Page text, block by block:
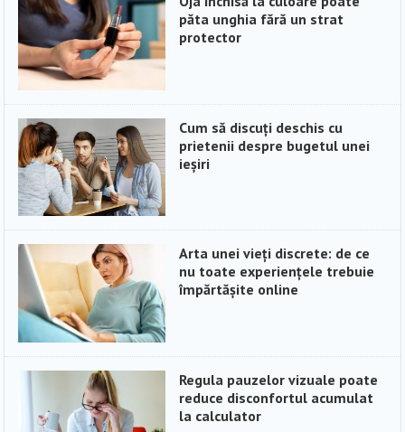
păta unghia fără un strat
protector
Cum să discuți deschis cu
prietenii despre bugetul unei
ieșiri
Arta unei vieți discrete: de ce
nu toate experiențele trebuie
împărtășite online
Regula pauzelor vizuale poate
reduce disconfortul acumulat
la calculator